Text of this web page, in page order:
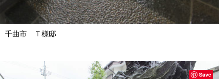
千曲市 Ｔ様邸
Save